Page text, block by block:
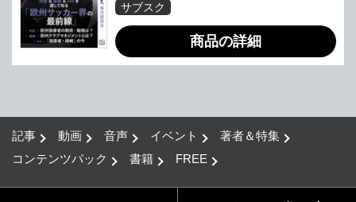
サブスク
商品の詳細
記事 動画 音声 イベント
著者＆特集
コンテンツパック
書籍 FREE